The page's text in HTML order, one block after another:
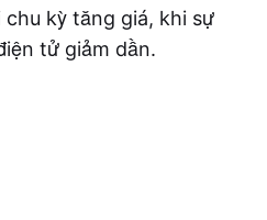
kỳ tăng giá, khi sự
tử giảm dần.